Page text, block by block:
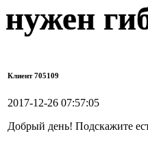
нужен
Клиент 705109
2017-12-26 07:57:05
Добрый день! Подскажите